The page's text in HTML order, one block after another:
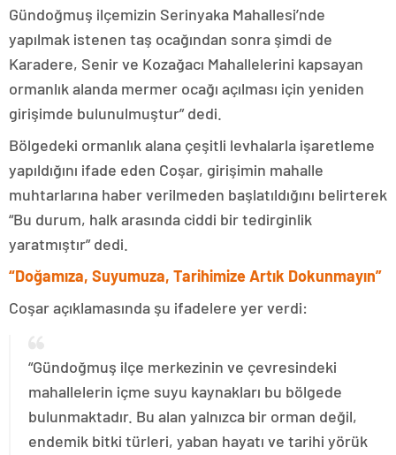
Gündoğmuş ilçemizin Serinyaka Mahallesi’nde
yapılmak istenen taş ocağından sonra şimdi de
Karadere, Senir ve Kozağacı Mahallelerini kapsayan
ormanlık alanda mermer ocağı açılması için yeniden
girişimde bulunulmuştur” dedi.
Bölgedeki ormanlık alana çeşitli levhalarla işaretleme
yapıldığını ifade eden Coşar, girişimin mahalle
muhtarlarına haber verilmeden başlatıldığını belirterek
“Bu durum, halk arasında ciddi bir tedirginlik
yaratmıştır” dedi.
“Doğamıza, Suyumuza, Tarihimize Artık Dokunmayın”
Coşar açıklamasında şu ifadelere yer verdi:
“Gündoğmuş ilçe merkezinin ve çevresindeki
mahallelerin içme suyu kaynakları bu bölgede
bulunmaktadır. Bu alan yalnızca bir orman değil,
endemik bitki türleri, yaban hayatı ve tarihi yörük